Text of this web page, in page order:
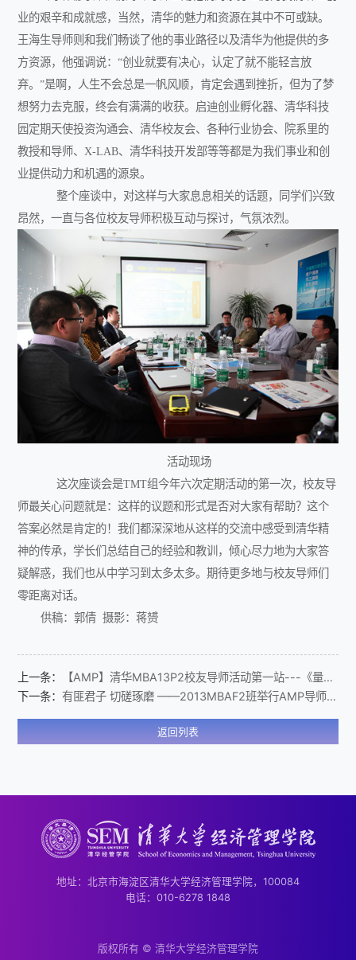
业的艰辛和成就感，当然，清华的魅力和资源在其中不可或缺。
王海生导师则和我们畅谈了他的事业路径以及清华为他提供的多
方资源，他强调说：“创业就要有决心，认定了就不能轻言放
弃。”是啊，人生不会总是一帆风顺，肯定会遇到挫折，但为了梦
想努力去克服，终会有满满的收获。启迪创业孵化器、清华科技
园定期天使投资沟通会、清华校友会、各种行业协会、院系里的
教授和导师、X-LAB、清华科技开发部等等都是为我们事业和创
业提供动力和机遇的源泉。
整个座谈中，对这样与大家息息相关的话题，同学们兴致
昂然，一直与各位校友导师积极互动与探讨，气氛浓烈。
活动现场
这次座谈会是TMT组今年六次定期活动的第一次，校友导
师最关心问题就是：这样的议题和形式是否对大家有帮助？这个
答案必然是肯定的！我们都深深地从这样的交流中感受到清华精
神的传承，学长们总结自己的经验和教训，倾心尽力地为大家答
疑解惑，我们也从中学习到太多太多。期待更多地与校友导师们
零距离对话。
供稿：郭倩 摄影：蒋赟
上一条：
【AMP】清华MBA13P2校友导师活动第一站---《量化投资与对冲基金》讲座
下一条：有匪君子 切磋琢磨 ——2013MBAF2班举行AMP导师见面会
返回列表
地址：北京市海淀区清华大学经济管理学院，100084
电话：010-6278 1848
版权所有 © 清华大学经济管理学院